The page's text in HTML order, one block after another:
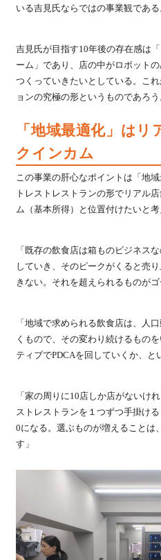
いる吉見氏ならではの事業観である
吉見氏が目指す10年後の存在感は
ーム」であり、店の中がロボット
つくっていきたいとしている。こ
ョンの究極の形というものであろう
「地域最適化」は
クインカム
この事業の肝心なポイントは「地
トレストレストランの形でリアル
ム（基本所得）と位置付けたいと考
「既存の飲食店は箱ものビジネス
していき、そのピークがくると売
きない。それを超えられるものが
「地域で求められる飲食店は、人
くもので、その変わり続けるもの
ティブでPDCAを回していくか、と
「家の周りに10店しか店がないけ
ストレストランを１つずつ手掛け
0になる。選ぶものが増えることは
す」